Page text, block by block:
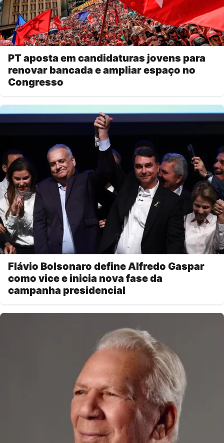
PT aposta em candidaturas jovens para
renovar bancada e ampliar espaço no
Congresso
Flávio Bolsonaro define Alfredo Gaspar
como vice e inicia nova fase da
campanha presidencial